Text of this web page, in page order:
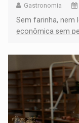
Gastronomia
Sem farinha, nem
econômica sem